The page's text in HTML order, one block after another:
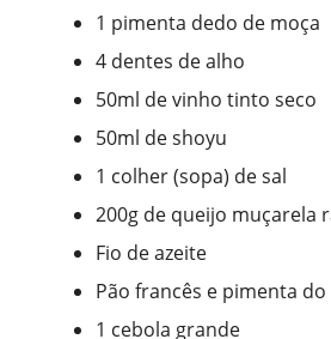
1 pimenta dedo de moça
4 dentes de alho
50ml de vinho tinto seco
50ml de shoyu
1 colher (sopa) de sal
200g de queijo muçarela
Fio de azeite
Pão francês e pimenta
1 cebola grande